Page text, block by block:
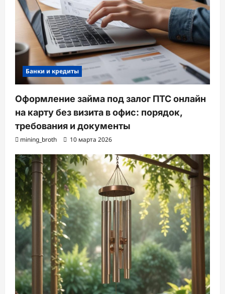
Банки и кредиты
Оформление займа под залог ПТС онлайн
на карту без визита в офис: порядок,
требования и документы
mining_broth 10 марта 2026